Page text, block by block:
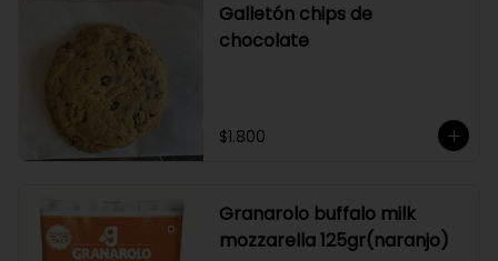
Galletón chips de
chocolate
$1.800
Granarolo buffalo milk
mozzarella 125gr(naranjo)